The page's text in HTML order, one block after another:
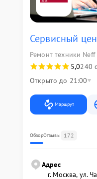
Сервисный
Ремонт техники Neff
5,0240
Открыто до 21:00
Маршрут
ОбзорОтзывы 172
Адрес
г. Москва, ул.